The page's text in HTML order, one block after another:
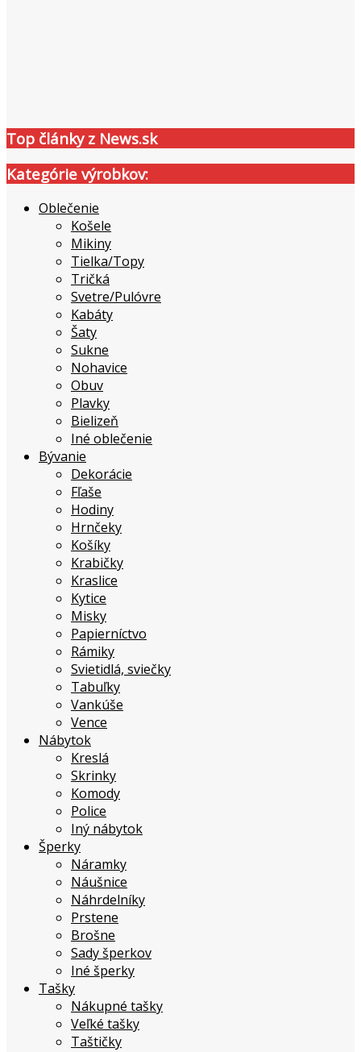
Top články z News.sk
Kategórie výrobkov:
Oblečenie
Košele
Mikiny
Tielka/Topy
Tričká
Svetre/Pulóvre
Kabáty
Šaty
Sukne
Nohavice
Obuv
Plavky
Bielizeň
Iné oblečenie
Bývanie
Dekorácie
Fľaše
Hodiny
Hrnčeky
Košíky
Krabičky
Kraslice
Kytice
Misky
Papierníctvo
Rámiky
Svietidlá, sviečky
Tabuľky
Vankúše
Vence
Nábytok
Kreslá
Skrinky
Komody
Police
Iný nábytok
Šperky
Náramky
Náušnice
Náhrdelníky
Prstene
Brošne
Sady šperkov
Iné šperky
Tašky
Nákupné tašky
Veľké tašky
Taštičky